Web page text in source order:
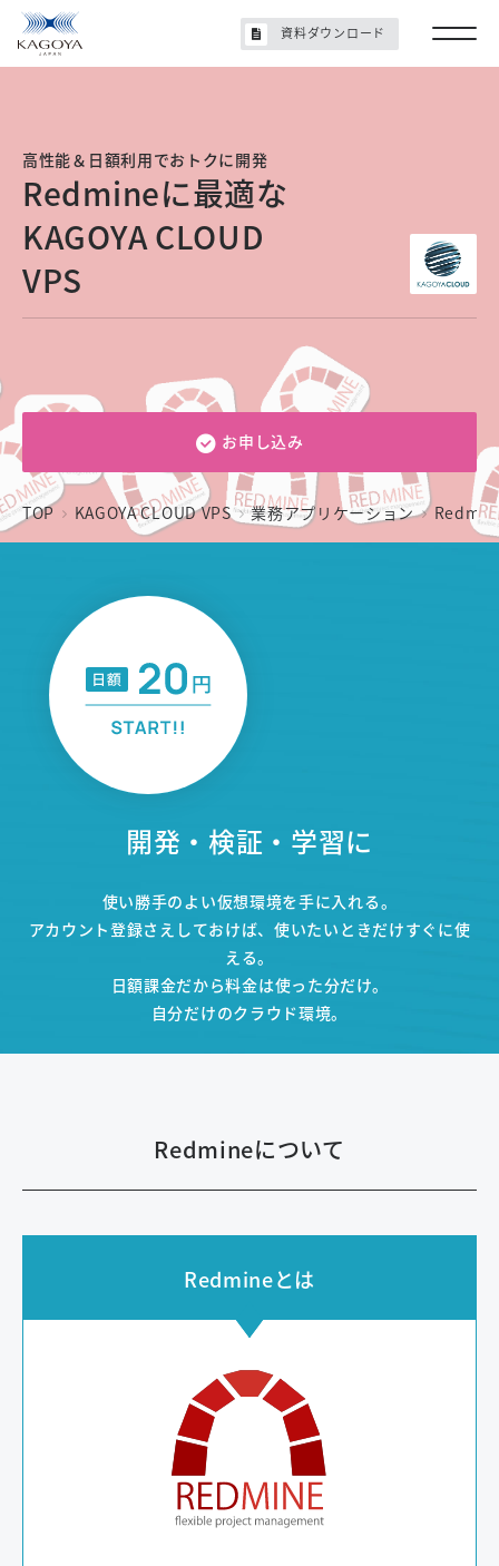
Redmineに最適な
KAGOYA CLOUD
VPS
高性能＆日額利用でおトクに開発
お申し込み
TOP KAGOYA CLOUD VPS 業務アプリケーション
開発・検証・学習に
使い勝手のよい仮想環境を手に入れる。
アカウント登録さえしておけば、使いたいときだけすぐに使
える。
日額課金だから料金は使った分だけ。
自分だけのクラウド環境。
Redmineについて
Redmineとは
資料ダウンロード